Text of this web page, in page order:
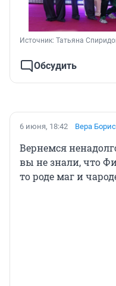
Источник: Татьяна
Обсудить
6 июня, 18:42 Вера
Вернемся
вы не знали, что
то роде маг и